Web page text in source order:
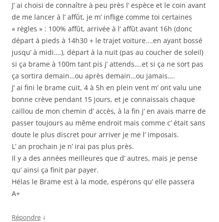
J’ ai choisi de connaître à peu près l’ espèce et le coin avant
de me lancer à l’ affût, je m’ inflige comme toi certaines
« règles » : 100% affût, arrivée à l’ affût avant 16h (donc
départ à pieds à 14h30 + le trajet voiture….en ayant bossé
jusqu’ à midi….), départ à la nuit (pas au coucher de soleil)
si ça brame à 100m tant pis j’ attends….et si ça ne sort pas
ça sortira demain…ou après demain…ou jamais….
J’ ai fini le brame cuit, 4 à 5h en plein vent m’ ont valu une
bonne crève pendant 15 jours, et je connaissais chaque
caillou de mon chemin d’ accès, à la fin j’ en avais marre de
passer toujours au même endroit mais comme c’ était sans
doute le plus discret pour arriver je me l’ imposais.
L’ an prochain je n’ irai pas plus près.
Il y a des années meilleures que d’ autres, mais je pense
qu’ ainsi ça finit par payer.
Hélas le Brame est à la mode, espérons qu’ elle passera
A+
Répondre ↓